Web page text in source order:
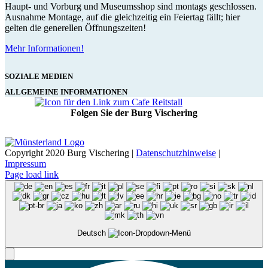
Haupt- und Vorburg und Museumsshop sind montags geschlossen.
Ausnahme Montage, auf die gleichzeitig ein Feiertag fällt; hier
gelten die generellen Öffnungszeiten!
Mehr Informationen!
SOZIALE MEDIEN
ALLGEMEINE INFORMATIONEN
Folgen Sie der Burg Vischering
Copyright 2020 Burg Vischering | Datenschutzhinweise |
Impressum
Page load link
Deutsch